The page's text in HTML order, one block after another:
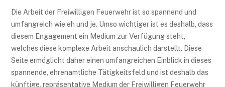
Die Arbeit der Freiwilligen Feuerwehr ist so spannend und
umfangreich wie eh und je. Umso wichtiger ist es deshalb, dass
diesem Engagement ein Medium zur Verfügung steht,
welches diese komplexe Arbeit anschaulich darstellt. Diese
Seite ermöglicht daher einen umfangreichen Einblick in dieses
spannende, ehrenamtliche Tätigkeitsfeld und ist deshalb das
künftige, repräsentative Medium der Freiwilligen Feuerwehr